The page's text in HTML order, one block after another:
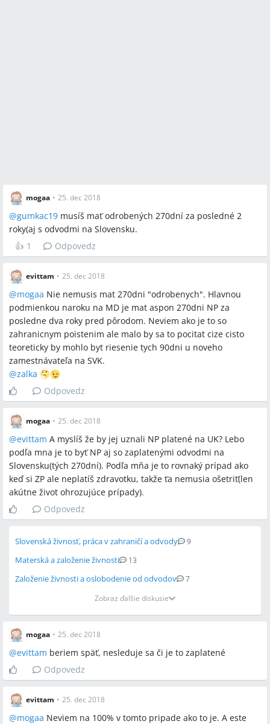
mogaa • 25. dec 2018
@gumkac19 musíš mať odrobených 270dní za posledné 2
roky(aj s odvodmi na Slovensku.
👍 1 Odpovedz
evittam • 25. dec 2018
@mogaa Nie nemusis mat 270dni "odrobenych". Hlavnou
podmienkou naroku na MD je mat aspon 270dni NP za
posledne dva roky pred pôrodom. Neviem ako je to so
zahranicnym poistenim ale malo by sa to pocitat cize cisto
teoreticky by mohlo byt riesenie tych 90dni u noveho
zamestnávateľa na SVK.
@zalka
Odpovedz
mogaa • 25. dec 2018
@evittam A myslíš že by jej uznali NP platené na UK? Lebo
podľa mna je to byť NP aj so zaplatenými odvodmi na
Slovensku(tých 270dní). Podľa mňa je to rovnaký prípad ako
keď si ZP ale neplatíš zdravotku, takže ťa nemusia ošetriť(len
akútne život ohrozujúce prípady).
Odpovedz
Slovenská živnosť, práca v zahraničí a odvody 9
Materská a založenie živnosti 13
Založenie živnosti a oslobodenie od odvodov
7
Zobraz ďalšie diskusie
mogaa • 25. dec 2018
@evittam beriem späť, nesleduje sa či je to zaplatené
Odpovedz
evittam • 25. dec 2018
@mogaa Neviem na 100% v tomto pripade ako to je. A este